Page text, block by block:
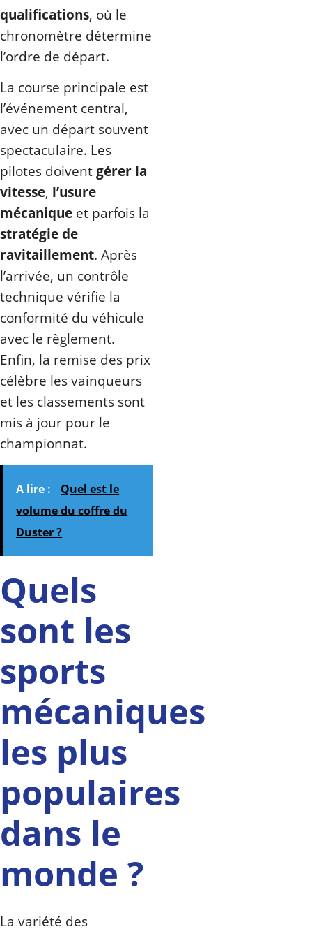
qualifications, où le
chronomètre détermine
l’ordre de départ.
La course principale est
l’événement central,
avec un départ souvent
spectaculaire. Les
pilotes doiventgérer la
vitesse, l’usure
mécanique et parfois la
stratégie de
ravitaillement. Après
l’arrivée, un contrôle
technique vérifie la
conformité du véhicule
avec le règlement.
Enfin, la remise des prix
célèbre les vainqueurs
et les classements sont
mis à jour pour le
championnat.
A lire :
Quel est le
volume du coffre du
Duster ?
Quels
sont les
sports
mécaniques
les plus
populaires
dans le
monde ?
La variété des